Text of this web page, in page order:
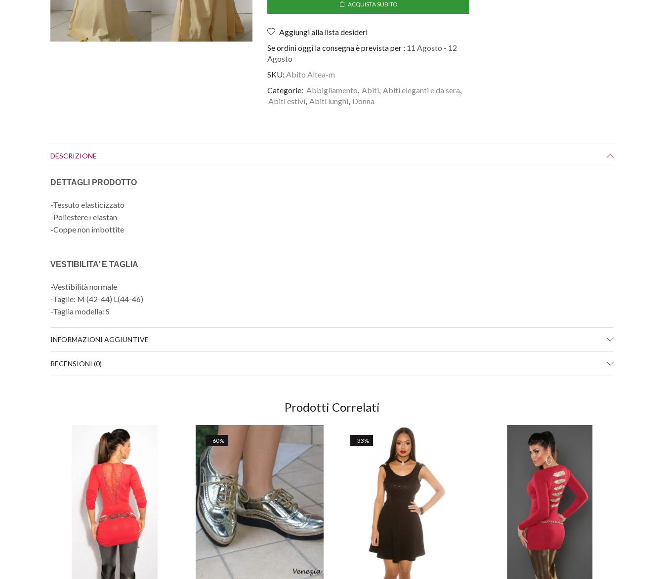
ACQUISTA SUBITO
Aggiungi alla lista desideri
Se ordini oggi la consegna è prevista per : 11 Agosto - 12
Agosto
SKU: Abito Altea-m
Categorie: Abbigliamento Abiti Abiti eleganti e da sera
Abiti estivi Abiti lunghi Donna
DESCRIZIONE
DETTAGLI PRODOTTO
-Tessuto elasticizzato
-Poliestere+elastan
-Coppe non imbottite
VESTIBILITA’ E TAGLIA
-Vestibilità normale
-Taglie: M (42-44) L(44-46)
-Taglia modella: S
INFORMAZIONI AGGIUNTIVE
RECENSIONI (0)
Prodotti Correlati
- 60% - 33%